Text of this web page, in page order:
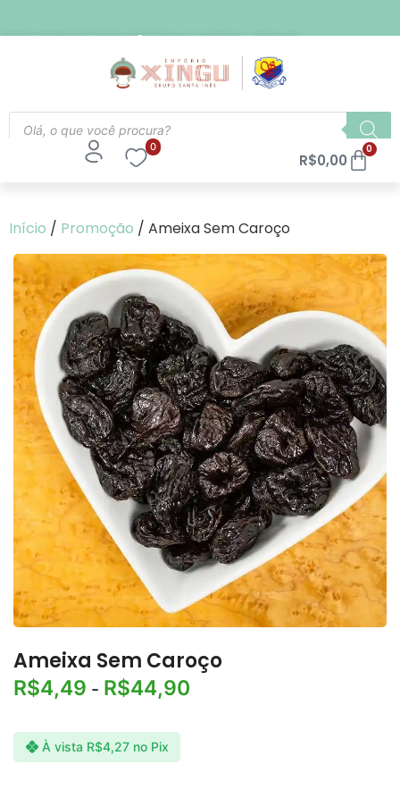
FRETE EXPRESSO PARA SÃO PAULO CAPITAL - R$ 21,90
0
R$0,00
0
Início / Promoção / Ameixa Sem Caroço
Ameixa Sem Caroço
R$4,49 - R$44,90
À vista R$4,27 no Pix